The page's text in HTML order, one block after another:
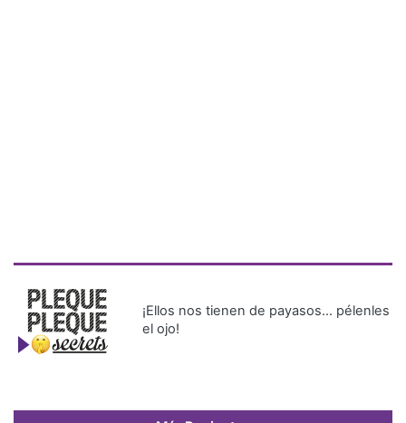
¡Ellos nos tienen de payasos… pélenles
el ojo!